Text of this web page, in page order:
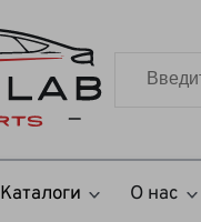
Каталоги О нас